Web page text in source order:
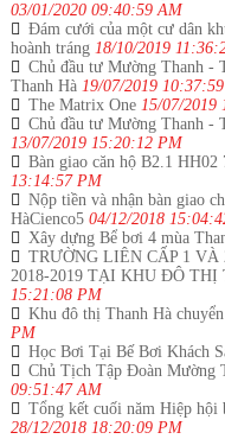
03/01/2020 09:40:59 AM
Đám cưới của một cư dân
hoành tráng 18/10/2019
Chủ đầu tư Mường Thanh -
Thanh Hà 19/07/2019
The Matrix One 15/07/2019
Chủ đầu tư Mường Thanh -
13/07/2019 15:20:12 PM
Bàn giao căn hộ B2.1
13:14:57 PM
Nộp tiền và nhận bàn giao
HàCienco5 04/12/2018
Xây dựng Bể bơi 4 mùa
TRƯỜNG LIÊN CẤP 1
2018-2019 TẠI KHU ĐÔ
15:21:08 PM
Khu đô thị Thanh Hà
PM
Học Bơi Tại Bế Bơi Khách
Chủ Tịch Tập Đoàn Mường
09:51:47 AM
Tổng kết cuối năm Hiệp hội
28/12/2018 18:20:09 PM